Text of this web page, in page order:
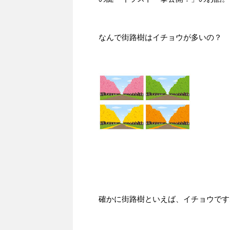
なんで街路樹はイチョウが多いの？
確かに街路樹といえば、イチョウで